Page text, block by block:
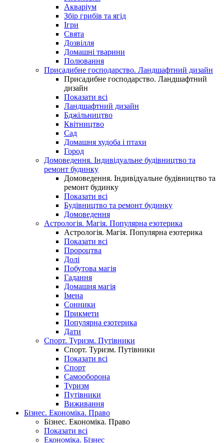
Акваріум
Збір грибів та ягід
Ігри
Свята
Дозвілля
Домашні тварини
Полювання
Присадибне господарство. Ландшафтний дизайн
Присадибне господарство. Ландшафтний
дизайн
Показати всі
Ландшафтний дизайн
Бджільництво
Квітництво
Сад
Домашня худоба і птахи
Город
Домоведення. Індивідуальне будівництво та
ремонт будинку
Домоведення. Індивідуальне будівництво та
ремонт будинку
Показати всі
Будівництво та ремонт будинку
Домоведення
Астрологія. Магія. Популярна езотерика
Астрологія. Магія. Популярна езотерика
Показати всі
Пророцтва
Долі
Побутова магія
Гадання
Домашня магія
Імена
Сонники
Прикмети
Популярна езотерика
Дати
Спорт. Туризм. Путівники
Спорт. Туризм. Путівники
Показати всі
Спорт
Самооборона
Туризм
Путівники
Виживання
Бізнес. Економіка. Право
Бізнес. Економіка. Право
Показати всі
Економіка. Бізнес